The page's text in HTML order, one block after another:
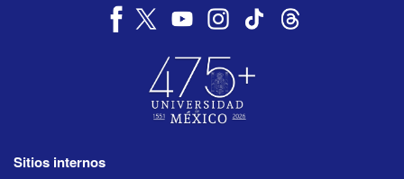
Sitios internos